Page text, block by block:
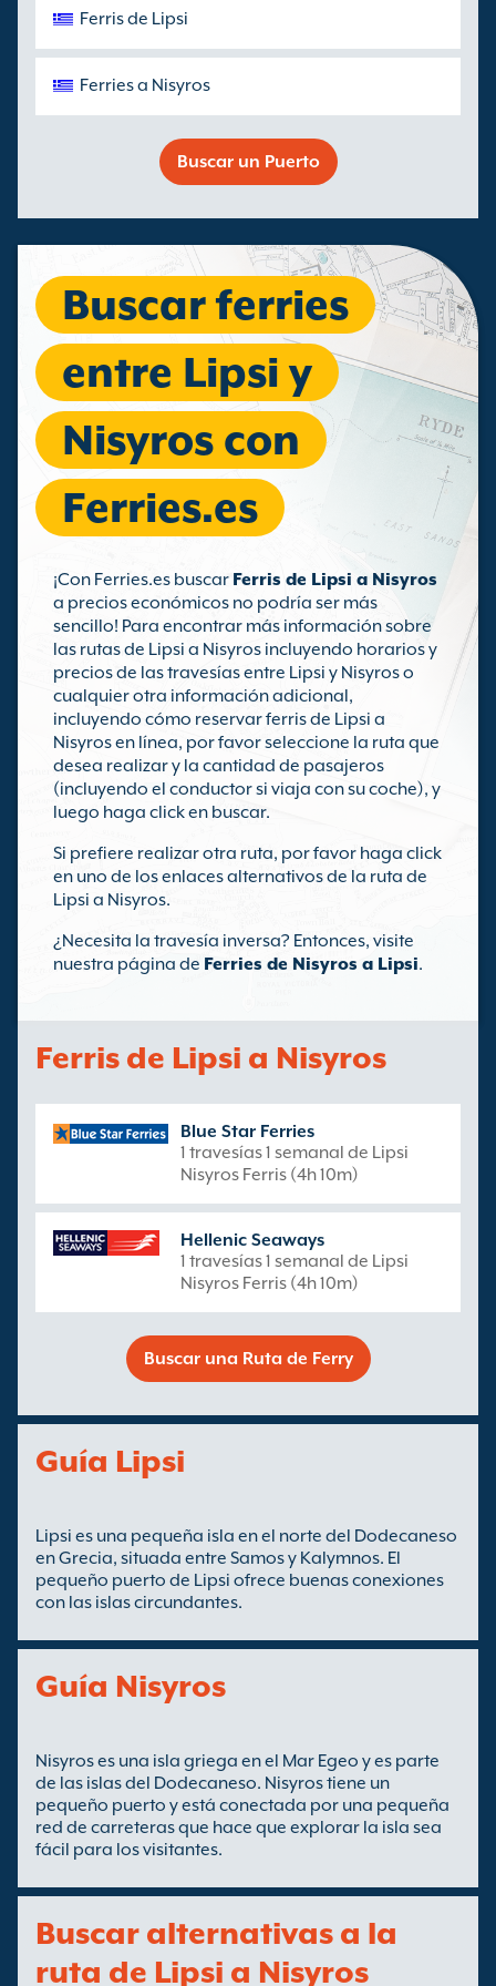
Ferris de Lipsi
Ferries a Nisyros
Buscar un Puerto
Buscar ferries
entre Lipsi y
Nisyros con
Ferries.es
¡Con Ferries.es buscar Ferris de Lipsi a Nisyros
a precios económicos no podría ser más
sencillo! Para encontrar más información sobre
las rutas de Lipsi a Nisyros incluyendo horarios y
precios de las travesías entre Lipsi y Nisyros o
cualquier otra información adicional,
incluyendo cómo reservar ferris de Lipsi a
Nisyros en línea, por favor seleccione la ruta que
desea realizar y la cantidad de pasajeros
(incluyendo el conductor si viaja con su coche), y
luego haga click en buscar.
Si prefiere realizar otra ruta, por favor haga click
en uno de los enlaces alternativos de la ruta de
Lipsi a Nisyros.
¿Necesita la travesía inversa? Entonces, visite
nuestra página de Ferries de Nisyros a Lipsi.
Ferris de Lipsi a Nisyros
Blue Star Ferries
1 travesías 1 semanal de Lipsi
Nisyros Ferris (4h 10m)
Hellenic Seaways
1 travesías 1 semanal de Lipsi
Nisyros Ferris (4h 10m)
Buscar una Ruta de Ferry
Guía Lipsi
Lipsi es una pequeña isla en el norte del Dodecaneso
en Grecia, situada entre Samos y Kalymnos. El
pequeño puerto de Lipsi ofrece buenas conexiones
con las islas circundantes.
Guía Nisyros
Nisyros es una isla griega en el Mar Egeo y es parte
de las islas del Dodecaneso. Nisyros tiene un
pequeño puerto y está conectada por una pequeña
red de carreteras que hace que explorar la isla sea
fácil para los visitantes.
Buscar alternativas a la
ruta de Lipsi a Nisyros